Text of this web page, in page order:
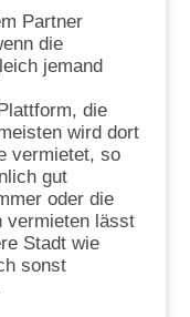
Partner
die
jemand
die
wird dort
vermietet, so
gut
oder die
vermieten lässt
Stadt wie
sonst